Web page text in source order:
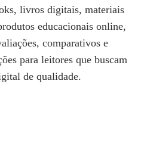
livros digitais, materiais
educacionais online,
comparativos e
para leitores que buscam
de qualidade.